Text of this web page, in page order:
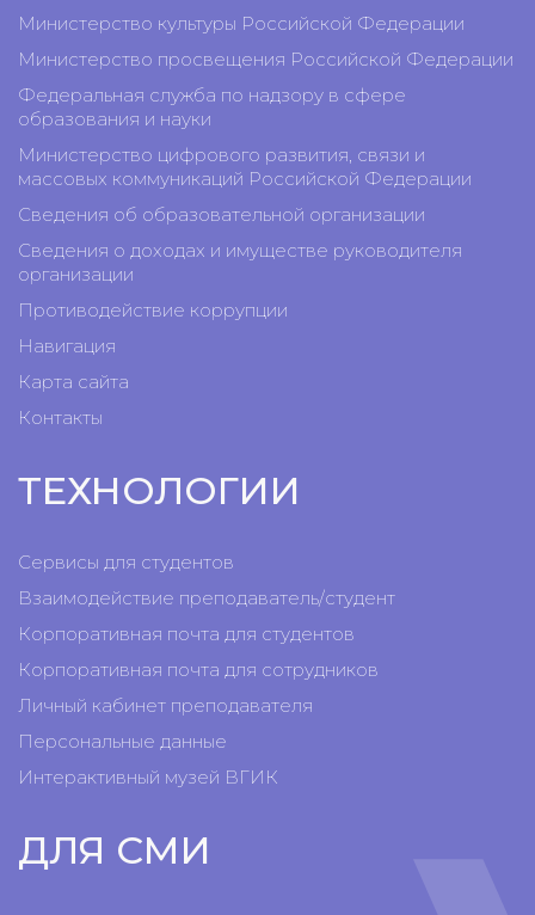
Министерство культуры Российской Федерации
Министерство просвещения Российской Федерации
Федеральная служба по надзору в сфере
образования и науки
Министерство цифрового развития, связи и
массовых коммуникаций Российской Федерации
Сведения об образовательной организации
Сведения о доходах и имуществе руководителя
организации
Противодействие коррупции
Навигация
Карта сайта
Контакты
ТЕХНОЛОГИИ
Сервисы для студентов
Взаимодействие преподаватель/студент
Корпоративная почта для студентов
Корпоративная почта для сотрудников
Личный кабинет преподавателя
Персональные данные
Интерактивный музей ВГИК
ДЛЯ СМИ